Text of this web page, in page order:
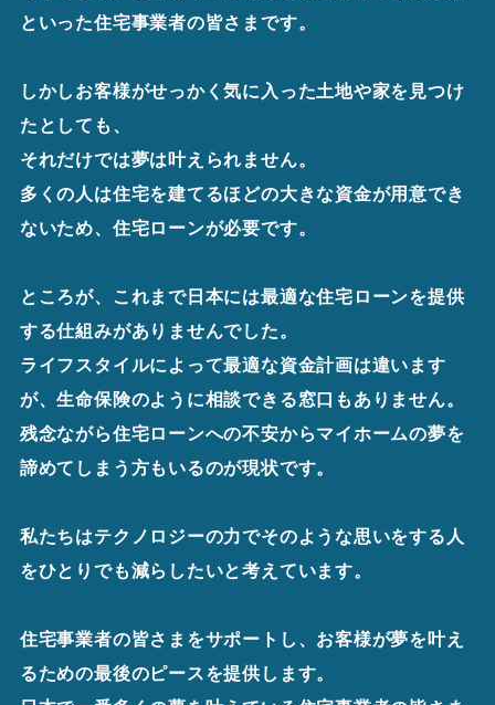
といった住宅事業者の皆さまです。
しかしお客様がせっかく気に入った土地や家を見つけ
たとしても、
それだけでは夢は叶えられません。
多くの人は住宅を建てるほどの大きな資金が用意でき
ないため、住宅ローンが必要です。
ところが、これまで日本には最適な住宅ローンを提供
する仕組みがありませんでした。
ライフスタイルによって最適な資金計画は違います
が、生命保険のように相談できる窓口もありません。
残念ながら住宅ローンへの不安からマイホームの夢を
諦めてしまう方もいるのが現状です。
私たちはテクノロジーの力でそのような思いをする人
をひとりでも減らしたいと考えています。
住宅事業者の皆さまをサポートし、お客様が夢を叶え
るための最後のピースを提供します。